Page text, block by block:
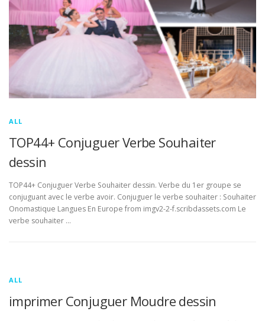
ALL
TOP44+ Conjuguer Verbe Souhaiter
dessin
TOP44+ Conjuguer Verbe Souhaiter dessin. Verbe du 1er groupe se
conjuguant avec le verbe avoir. Conjuguer le verbe souhaiter : Souhaiter
Onomastique Langues En Europe from imgv2-2-f.scribdassets.com Le
verbe souhaiter …
ALL
imprimer Conjuguer Moudre dessin